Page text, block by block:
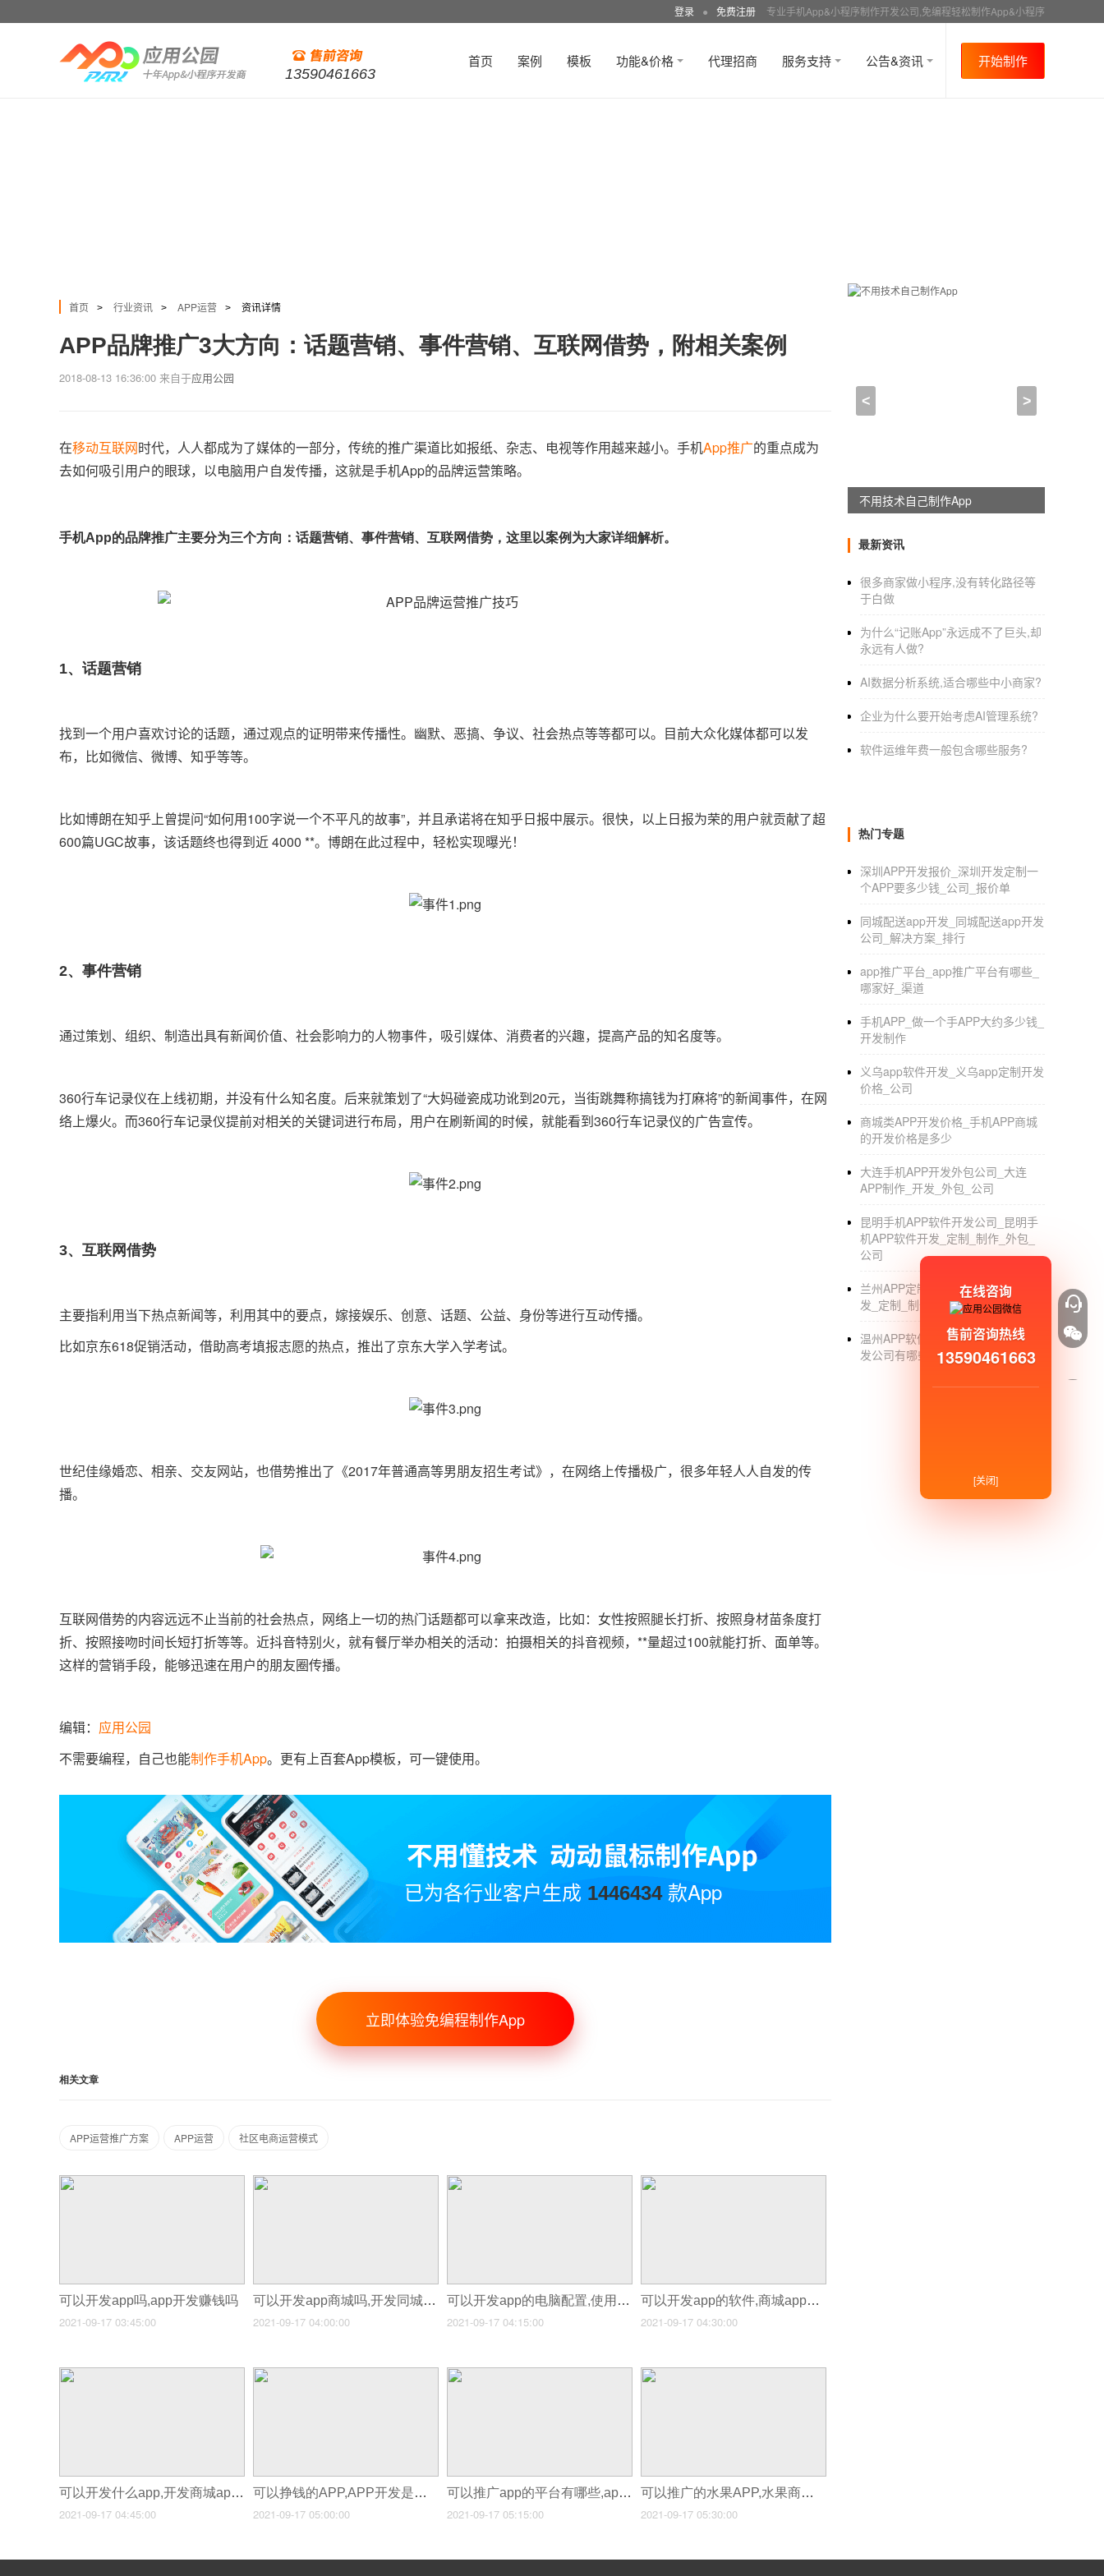
登录 ● 免费注册 专业手机App&小程序制作开发公司,免编程轻松制作App&小程序
13590461663
首页 案例 模板 功能&价格 代理招商 服务支持 公告&资讯 开始制作
首页 > 行业资讯 > APP运营 > 资讯详情
APP品牌推广3大方向：话题营销、事件营销、互联网借势，附相关案例
2018-08-13 16:36:00 来自于应用公园
在移动互联网时代，人人都成为了媒体的一部分，传统的推广渠道比如报纸、杂志、电视等作用越来越小。手机App推广的重点成为
去如何吸引用户的眼球，以电脑用户自发传播，这就是手机App的品牌运营策略。
手机App的品牌推广主要分为三个方向：话题营销、事件营销、互联网借势，这里以案例为大家详细解析。
1、话题营销
找到一个用户喜欢讨论的话题，通过观点的证明带来传播性。幽默、恶搞、争议、社会热点等等都可以。目前大众化媒体都可以发
布，比如微信、微博、知乎等等。
比如博朗在知乎上曾提问“如何用100字说一个不平凡的故事”，并且承诺将在知乎日报中展示。很快，以上日报为荣的用户就贡献了超
600篇UGC故事，该话题终也得到近 4000 **。博朗在此过程中，轻松实现曝光！
2、事件营销
通过策划、组织、制造出具有新闻价值、社会影响力的人物事件，吸引媒体、消费者的兴趣，提高产品的知名度等。
360行车记录仪在上线初期，并没有什么知名度。后来就策划了“大妈碰瓷成功讹到20元，当街跳舞称搞钱为打麻将”的新闻事件，在网
络上爆火。而360行车记录仪提前对相关的关键词进行布局，用户在刷新闻的时候，就能看到360行车记录仪的广告宣传。
3、互联网借势
主要指利用当下热点新闻等，利用其中的要点，嫁接娱乐、创意、话题、公益、身份等进行互动传播。
比如京东618促销活动，借助高考填报志愿的热点，推出了京东大学入学考试。
世纪佳缘婚恋、相亲、交友网站，也借势推出了《2017年普通高等男朋友招生考试》，在网络上传播极广，很多年轻人人自发的传
播。
互联网借势的内容远远不止当前的社会热点，网络上一切的热门话题都可以拿来改造，比如：女性按照腿长打折、按照身材苗条度打
折、按照接吻时间长短打折等等。近抖音特别火，就有餐厅举办相关的活动：拍摄相关的抖音视频，**量超过100就能打折、面单等。
这样的营销手段，能够迅速在用户的朋友圈传播。
编辑： 应用公园
不需要编程，自己也能制作手机App。更有上百套App模板，可一键使用。
已为各行业客户生成 1446434款App
立即体验免编程制作App
相关文章
APP运营推广方案 APP运营 社区电商运营模式
可以开发app吗,app开发赚钱吗
2021-09-17 03:45:00
可以开发app商城吗,开发同城app怎么样
2021-09-17 04:00:00
可以开发app的电脑配置,使用模拟器开发app怎么连接
2021-09-17 04:15:00
可以开发app的软件,商城app开发功能
2021-09-17 04:30:00
可以开发什么app,开发商城app需要什么证件
2021-09-17 04:45:00
可以挣钱的APP,APP开发是怎么挣钱的
2021-09-17 05:00:00
可以推广app的平台有哪些,app渠道推广开发
2021-09-17 05:15:00
可以推广的水果APP,水果商城app开发
2021-09-17 05:30:00
< >
不用技术自己制作App
最新资讯
很多商家做小程序,没有转化路径等
于白做
为什么“记账App”永远成不了巨头,却
永远有人做?
AI数据分析系统,适合哪些中小商家?
企业为什么要开始考虑AI管理系统?
软件运维年费一般包含哪些服务?
热门专题
深圳APP开发报价_深圳开发定制一
个APP要多少钱_公司_报价单
同城配送app开发_同城配送app开发
公司_解决方案_排行
app推广平台_app推广平台有哪些_
哪家好_渠道
手机APP_做一个手APP大约多少钱_
开发制作
义乌app软件开发_义乌app定制开发
价格_公司
商城类APP开发价格_手机APP商城
的开发价格是多少
大连手机APP开发外包公司_大连
APP制作_开发_外包_公司
昆明手机APP软件开发公司_昆明手
机APP软件开发_定制_制作_外包_
公司
兰州APP定制开发公司_兰州APP开
发_定制_制作_公司
温州APP软件开发公司_温州APP开
发公司有哪些_制作定制_外包公司
在线咨询
售前咨询热线
13590461663
[关闭]